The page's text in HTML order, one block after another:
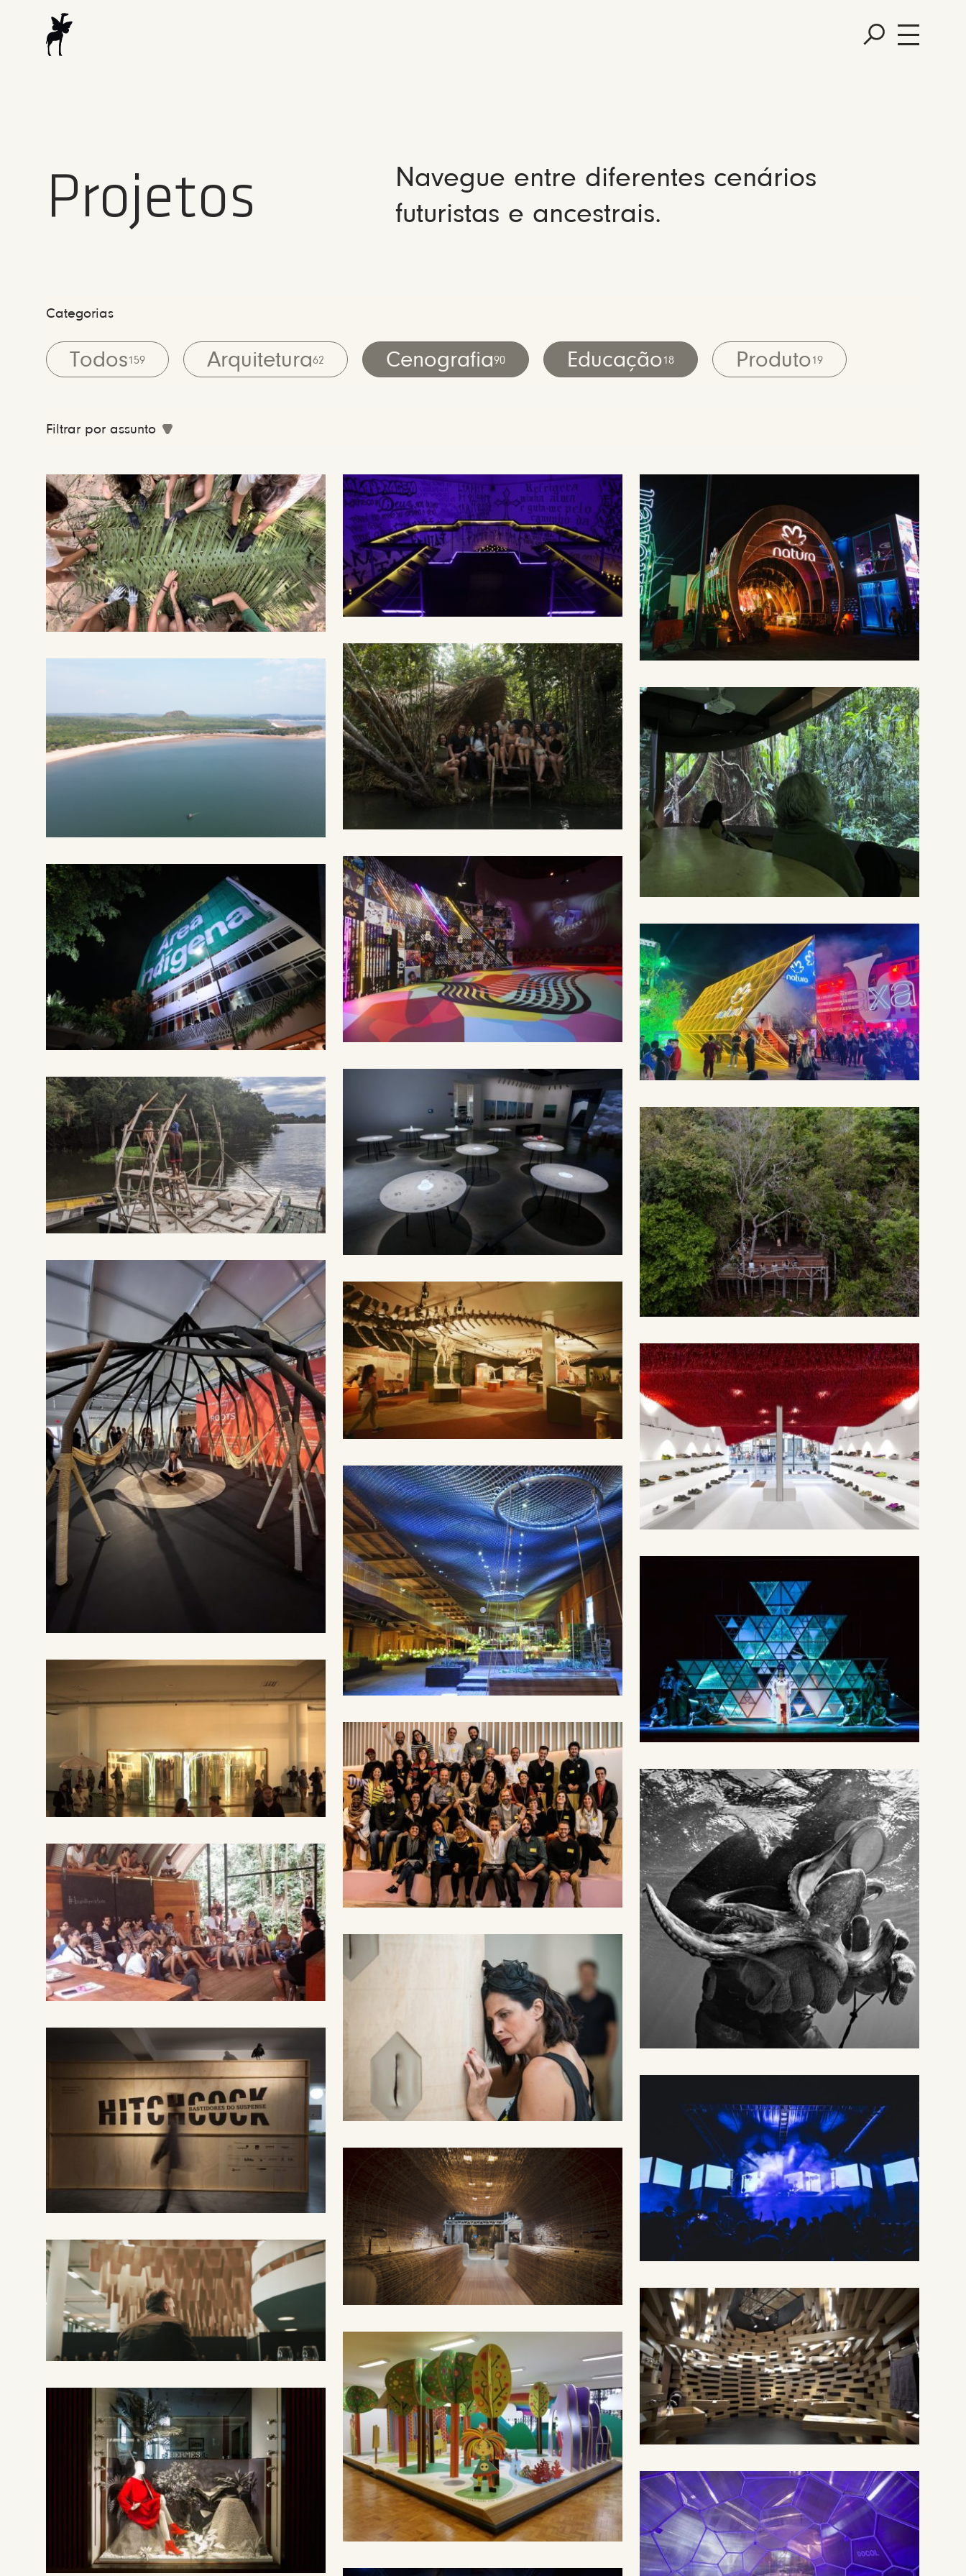
Projetos
Navegue entre diferentes cenários
futuristas e ancestrais.
Categorias
Todos159 Arquitetura62 Cenografia90 Educação18 Produto19
Filtrar por assunto